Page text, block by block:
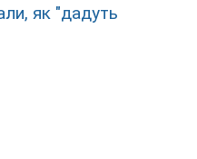
як "дадуть